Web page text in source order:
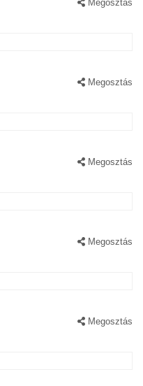
Megosztás
Megosztás
Megosztás
Megosztás
Megosztás